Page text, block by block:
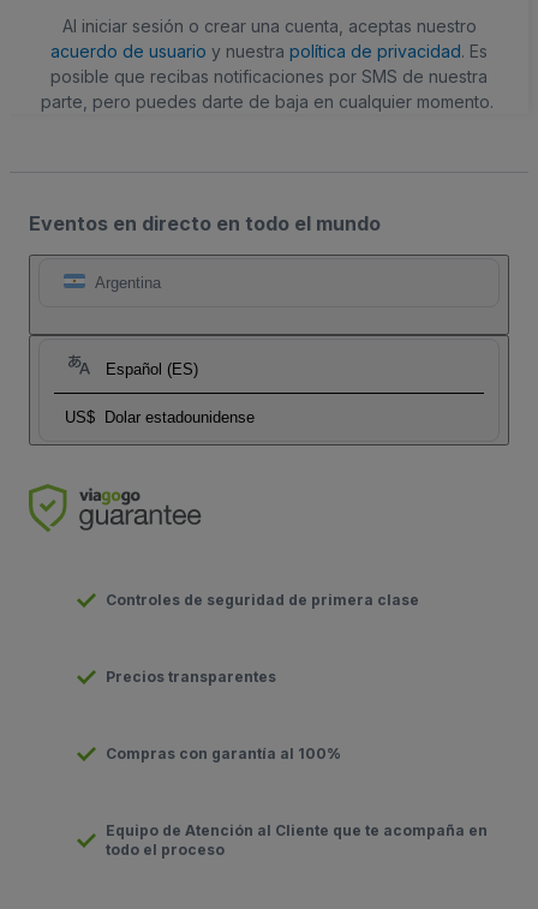
Al iniciar sesión o crear una cuenta, aceptas nuestro
acuerdo de usuario y nuestra política de privacidad. Es
posible que recibas notificaciones por SMS de nuestra
parte, pero puedes darte de baja en cualquier momento.
Eventos en directo en todo el mundo
Argentina
Español (ES)
US$ Dolar estadounidense
Controles de seguridad de primera clase
Precios transparentes
Compras con garantía al 100%
Equipo de Atención al Cliente que te acompaña en
todo el proceso